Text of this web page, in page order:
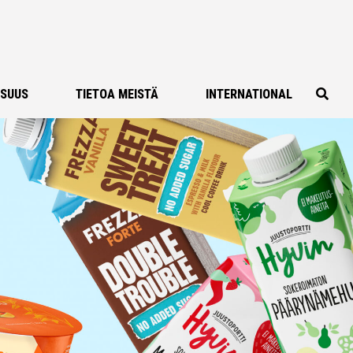
TIETOA MEISTÄ INTERNATIONAL